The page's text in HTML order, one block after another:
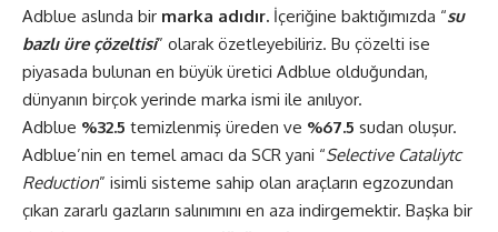
Adblue aslında bir marka adıdır. İçeriğine baktığımızda “su
bazlı üre çözeltisi” olarak özetleyebiliriz. Bu çözelti ise
piyasada bulunan en büyük üretici Adblue olduğundan,
dünyanın birçok yerinde marka ismi ile anılıyor.
Adblue %32.5 temizlenmiş üreden ve %67.5 sudan oluşur.
Adblue’nin en temel amacı da SCR yani “Selective Cataliytc
Reduction” isimli sisteme sahip olan araçların egzozundan
çıkan zararlı gazların salınımını en aza indirgemektir. Başka bir